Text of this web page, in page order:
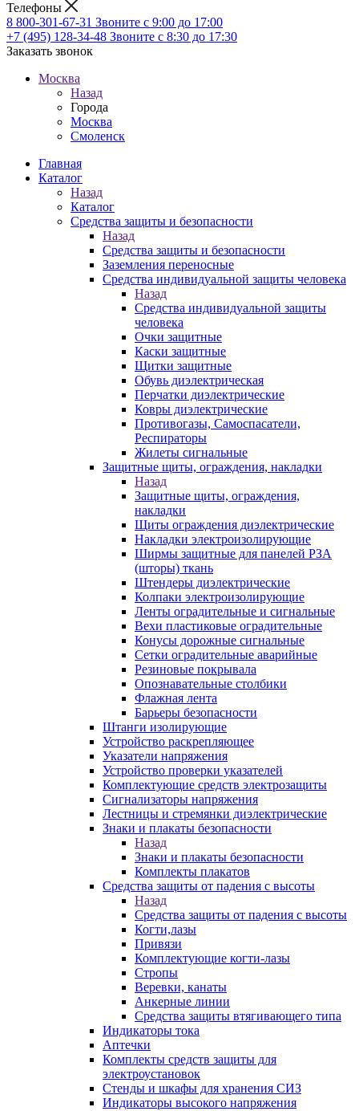
Телефоны
8 800-301-67-31 Звоните с 9:00 до 17:00
+7 (495) 128-34-48 Звоните с 8:30 до 17:30
Заказать звонок
Москва
Назад
Города
Москва
Смоленск
Главная
Каталог
Назад
Каталог
Средства защиты и безопасности
Назад
Средства защиты и безопасности
Заземления переносные
Средства индивидуальной защиты человека
Назад
Средства индивидуальной защиты
человека
Очки защитные
Каски защитные
Щитки защитные
Обувь диэлектрическая
Перчатки диэлектрические
Ковры диэлектрические
Противогазы, Самоспасатели,
Респираторы
Жилеты сигнальные
Защитные щиты, ограждения, накладки
Назад
Защитные щиты, ограждения,
накладки
Щиты ограждения диэлектрические
Накладки электроизолирующие
Ширмы защитные для панелей РЗА
(шторы) ткань
Штендеры диэлектрические
Колпаки электроизолирующие
Ленты оградительные и сигнальные
Вехи пластиковые оградительные
Конусы дорожные сигнальные
Сетки оградительные аварийные
Резиновые покрывала
Опознавательные столбики
Флажная лента
Барьеры безопасности
Штанги изолирующие
Устройство раскрепляющее
Указатели напряжения
Устройство проверки указателей
Комплектующие средств электрозащиты
Сигнализаторы напряжения
Лестницы и стремянки диэлектрические
Знаки и плакаты безопасности
Назад
Знаки и плакаты безопасности
Комплекты плакатов
Средства защиты от падения с высоты
Назад
Средства защиты от падения с высоты
Когти,лазы
Привязи
Комплектующие когти-лазы
Стропы
Веревки, канаты
Анкерные линии
Средства защиты втягивающего типа
Индикаторы тока
Аптечки
Комплекты средств защиты для
электроустановок
Стенды и шкафы для хранения СИЗ
Индикаторы высокого напряжения